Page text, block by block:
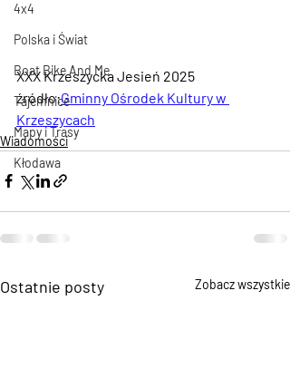
4x4
Polska i Świat
Boat Bike And Me
Tajemnice
Mapy i Trasy
Kłodawa
XXX Krzeszycka Jesień 2025
źródło:Gminny Ośrodek Kultury w
Krzeszycach
Wiadomości
Ostatnie posty Zobacz wszystkie